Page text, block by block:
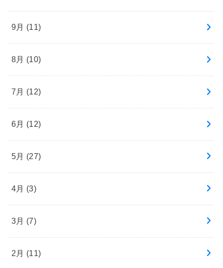
9月 (11)
8月 (10)
7月 (12)
6月 (12)
5月 (27)
4月 (3)
3月 (7)
2月 (11)